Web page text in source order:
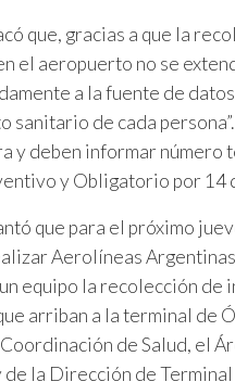
que, gracias a que la
el aeropuerto no se
a la fuente de
sanitario de cada
y deben informar
y Obligatorio por 14
que para el próximo
Aerolíneas
equipo la recolección de
arriban a la terminal de
de Salud, el
de la Dirección de